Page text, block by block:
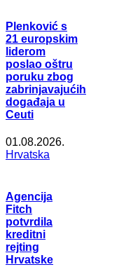
Plenković s
21 europskim
liderom
poslao oštru
poruku zbog
zabrinjavajućih
događaja u
Ceuti
01.08.2026.
Hrvatska
Agencija
Fitch
potvrdila
kreditni
rejting
Hrvatske